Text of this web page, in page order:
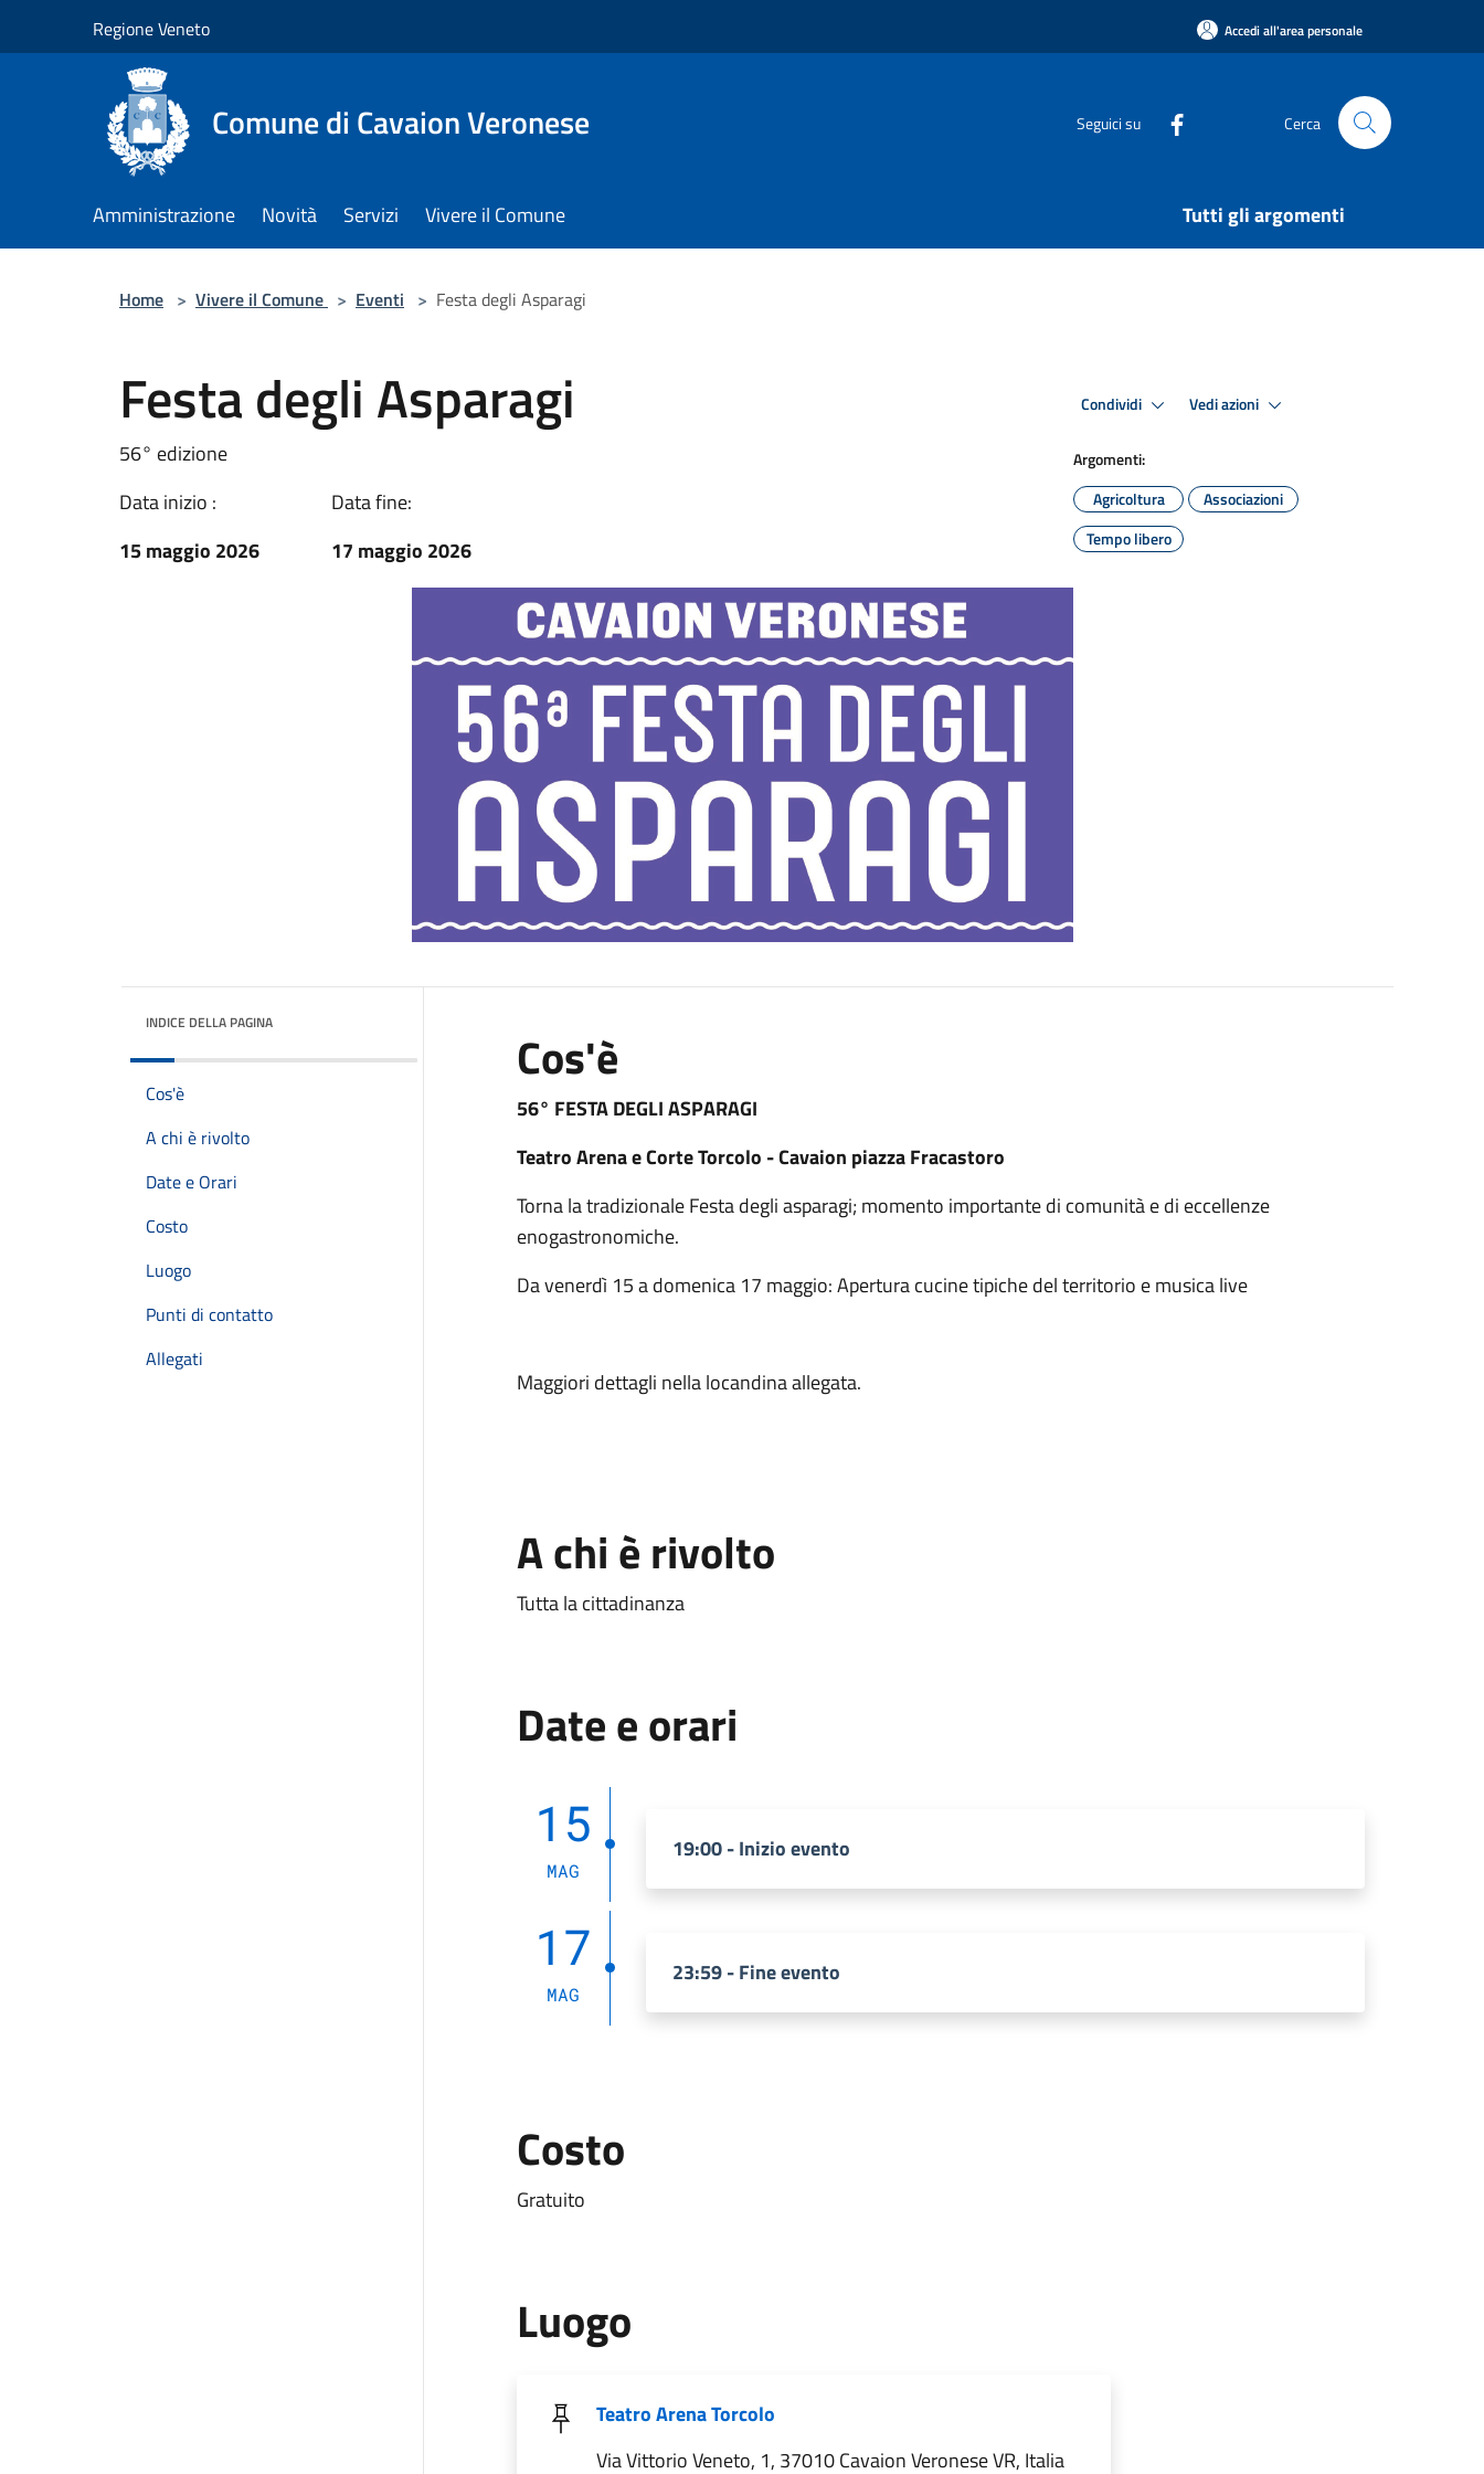
Regione Veneto Accedi all'area personale
Comune di Cavaion Veronese Seguici su Cerca
Amministrazione Novità Servizi Vivere il Comune Tutti gli argomenti
Home > Vivere il Comune > Eventi > Festa degli Asparagi
Festa degli Asparagi
56° edizione
Data inizio :
15 maggio 2026
Data fine:
17 maggio 2026
Condividi Vedi azioni
Argomenti:
Agricoltura
Associazioni
Tempo libero
INDICE DELLA PAGINA
Cos'è
A chi è rivolto
Date e Orari
Costo
Luogo
Punti di contatto
Allegati
Cos'è
56° FESTA DEGLI ASPARAGI
Teatro Arena e Corte Torcolo - Cavaion piazza Fracastoro
Torna la tradizionale Festa degli asparagi; momento importante di comunità e di eccellenze
enogastronomiche.
Da venerdì 15 a domenica 17 maggio: Apertura cucine tipiche del territorio e musica live
Maggiori dettagli nella locandina allegata.
A chi è rivolto
Tutta la cittadinanza
Date e orari
15
MAG
19:00 - Inizio evento
17
MAG
23:59 - Fine evento
Costo
Gratuito
Luogo
Teatro Arena Torcolo
Via Vittorio Veneto, 1, 37010 Cavaion Veronese VR, Italia